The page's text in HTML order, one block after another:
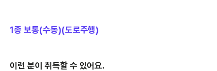
1종 보통(수동)(도로주행)
이런 분이 취득할 수 있어요.